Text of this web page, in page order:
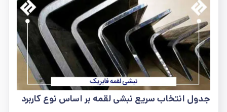
جدول انتخاب سریع نبشی لقمه بر اساس نوع کاربرد